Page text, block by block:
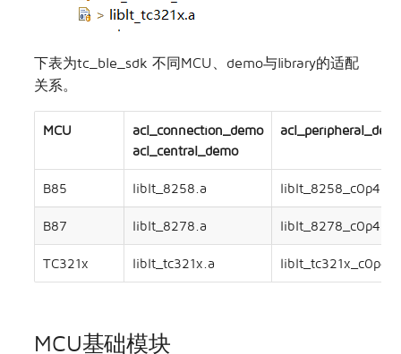
下表为tc_ble_sdk 不同MCU、demo与library的适配
关系。
MCU
acl_connection_demo
acl_central_demo
B85 liblt_8258.a liblt_8258_c0p4.a
B87 liblt_8278.a liblt_8278_c0p4.a
TC321x liblt_tc321x.a liblt_tc321x_c0p4.a
MCU基础模块